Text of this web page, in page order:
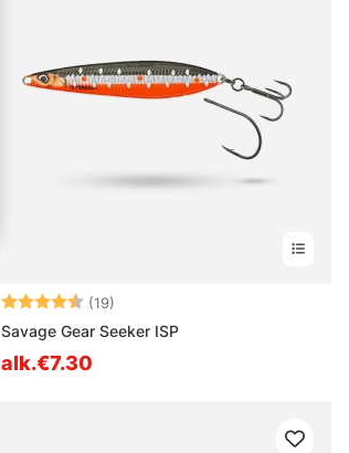
Arvio: (19)
Savage Gear Seeker ISP
alk.€7.30